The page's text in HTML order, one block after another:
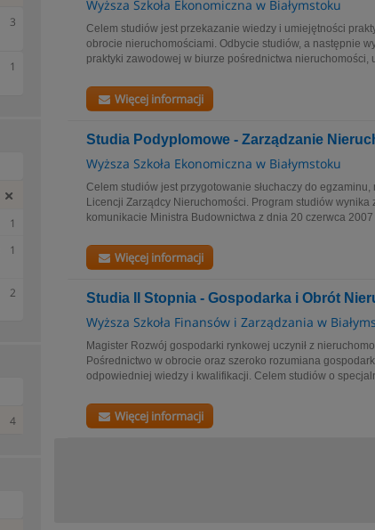
Wyższa Szkoła Ekonomiczna w Białymstoku
Celem studiów jest przekazanie wiedzy i umiejętności
obrocie nieruchomościami. Odbycie studiów, a następnie
praktyki zawodowej w biurze pośrednictwa nieruchomości,
Więcej informacji
Studia Podyplomowe - Zarządzanie
Wyższa Szkoła Ekonomiczna w Białymstoku
Celem studiów jest przygotowanie słuchaczy do
Licencji Zarządcy Nieruchomości. Program studiów
komunikacie Ministra Budownictwa z dnia 20 czerwca
Więcej informacji
Studia II Stopnia - Gospodarka i Obrót
Wyższa Szkoła Finansów i Zarządzania w
Magister Rozwój gospodarki rynkowej uczynił z
Pośrednictwo w obrocie oraz szeroko rozumiana
odpowiedniej wiedzy i kwalifikacji. Celem studiów o
Więcej informacji
3
1
1
1
2
4